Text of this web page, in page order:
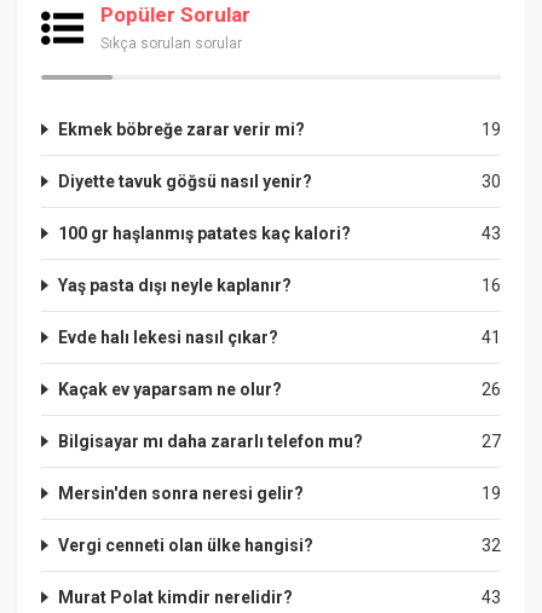
Popüler Sorular
Sıkça sorulan sorular
19
Ekmek böbreğe zarar verir mi?
30
Diyette tavuk göğsü nasıl yenir?
43
100 gr haşlanmış patates kaç kalori?
16
Yaş pasta dışı neyle kaplanır?
41
Evde halı lekesi nasıl çıkar?
26
Kaçak ev yaparsam ne olur?
27
Bilgisayar mı daha zararlı telefon mu?
19
Mersin'den sonra neresi gelir?
32
Vergi cenneti olan ülke hangisi?
43
Murat Polat kimdir nerelidir?